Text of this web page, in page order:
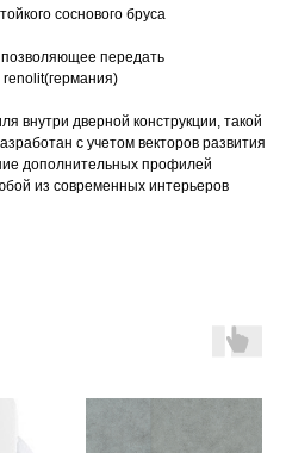
соснового бруса
передать
внутри дверной конструкции, такой
с учетом векторов развития
дополнительных профилей
из современных интерьеров